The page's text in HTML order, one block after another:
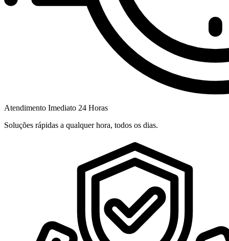
Atendimento Imediato 24 Horas
Soluções rápidas a qualquer hora, todos os dias.